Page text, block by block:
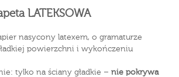
LATEKSOWA
nasycony latexem, o gramaturze
powierzchni i wykończeniu
tylko na ściany gładkie – nie pokrywa